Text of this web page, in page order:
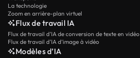
La technologie
Zoom en arrière-plan virtuel
Flux de travail IA
Flux de travail d’IA de conversion de texte en vidéo
Flux de travail d’IA d’image à vidéo
Modèles d’IA